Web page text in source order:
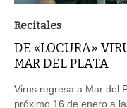
Recitales
DE «LOCURA»
MAR DEL PLATA
Virus regresa a Mar del
próximo 16 de enero a